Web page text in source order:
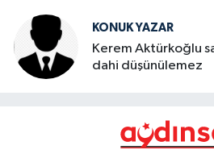
KONUK YAZAR
Kerem Aktürkoğlu
dahi düşünülemez